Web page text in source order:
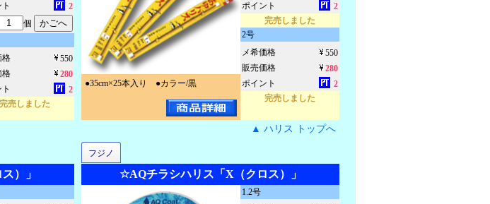
2
個
格
550
格
280
2
完売しました
●35cm×25本入り ●カラー/黒
ポイント
2
完売しました
2号
メ希価格
550
販売価格
280
ポイント
2
完売しました
▲ ハリス トップへ
）」
フジノ
☆AQチラシハリス「X（クロス）」
1.2号